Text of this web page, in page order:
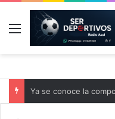
Menú